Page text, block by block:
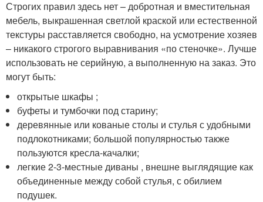
Строгих правил здесь нет – добротная и вместительная
мебель, выкрашенная светлой краской или естественной
текстуры расставляется свободно, на усмотрение хозяев
– никакого строгого выравнивания «по стеночке». Лучше
использовать не серийную, а выполненную на заказ. Это
могут быть:
открытые шкафы ;
буфеты и тумбочки под старину;
деревянные или кованые столы и стулья с удобными
подлокотниками; большой популярностью также
пользуются кресла-качалки;
легкие 2-3-местные диваны , внешне выглядящие как
объединенные между собой стулья, с обилием
подушек.